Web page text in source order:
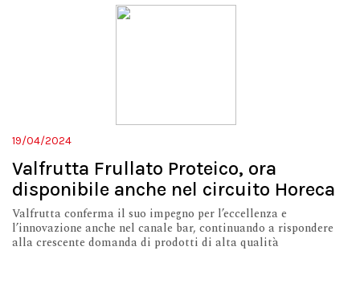
19/04/2024
Valfrutta Frullato Proteico, ora
disponibile anche nel circuito Horeca
Valfrutta conferma il suo impegno per l’eccellenza e
l’innovazione anche nel canale bar, continuando a rispondere
alla crescente domanda di prodotti di alta qualità